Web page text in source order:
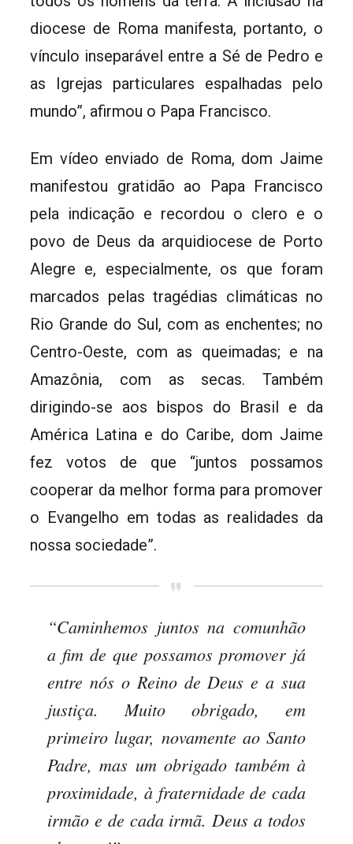
diocese de Roma manifesta, portanto, o
vínculo inseparável entre a Sé de Pedro e
as Igrejas particulares espalhadas pelo
mundo”, afirmou o Papa Francisco.
Em vídeo enviado de Roma, dom Jaime
manifestou gratidão ao Papa Francisco
pela indicação e recordou o clero e o
povo de Deus da arquidiocese de Porto
Alegre e, especialmente, os que foram
marcados pelas tragédias climáticas no
Rio Grande do Sul, com as enchentes; no
Centro-Oeste, com as queimadas; e na
Amazônia, com as secas. Também
dirigindo-se aos bispos do Brasil e da
América Latina e do Caribe, dom Jaime
fez votos de que “juntos possamos
cooperar da melhor forma para promover
o Evangelho em todas as realidades da
nossa sociedade”.
“Caminhemos juntos na comunhão
a fim de que possamos promover já
entre nós o Reino de Deus e a sua
justiça. Muito obrigado, em
primeiro lugar, novamente ao Santo
Padre, mas um obrigado também à
proximidade, à fraternidade de cada
irmão e de cada irmã. Deus a todos